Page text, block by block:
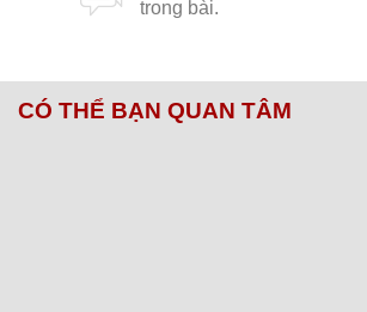
CÓ THỂ BẠN QUAN TÂM